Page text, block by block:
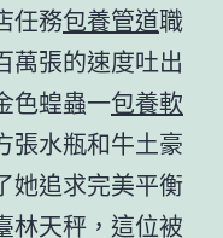
任務包養管道職
萬張的速度吐出
色蝗蟲一包養軟
張水瓶和牛土豪
她追求完美平衡
林天秤，這位被